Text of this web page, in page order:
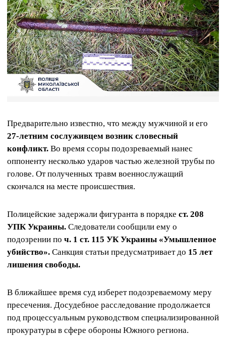
Предварительно известно, что между мужчиной и его
27-летним сослуживцем возник словесный
конфликт. Во время ссоры подозреваемый нанес
оппоненту несколько ударов частью железной трубы по
голове. От полученных травм военнослужащий
скончался на месте происшествия.
Полицейские задержали фигуранта в порядке ст. 208
УПК Украины. Следователи сообщили ему о
подозрении по ч. 1 ст. 115 УК Украины «Умышленное
убийство». Санкция статьи предусматривает до 15 лет
лишения свободы.
В ближайшее время суд изберет подозреваемому меру
пресечения. Досудебное расследование продолжается
под процессуальным руководством специализированной
прокуратуры в сфере обороны Южного региона.